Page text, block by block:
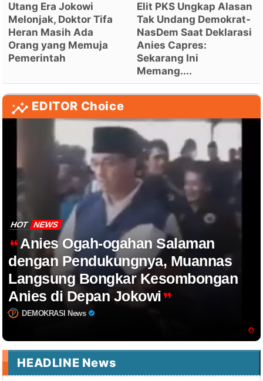
Utang Era Jokowi
Melonjak, Doktor Tifa
Heran Masih Ada
Orang yang Memuja
Pemerintah
Elit PKS Ungkap Alasan
Tak Undang Demokrat-
NasDem Saat Deklarasi
Anies Capres:
Sekarang Ini
Memang....
EDITOR Choice
HOT NEWS
Anies Ogah-ogahan Salaman
dengan Pendukungnya, Muannas
Langsung Bongkar Kesombongan
Anies di Depan Jokowi
DEMOKRASI News
HEADLINE News